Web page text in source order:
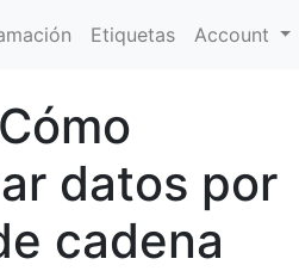
Etiquetas Account
datos por
cadena